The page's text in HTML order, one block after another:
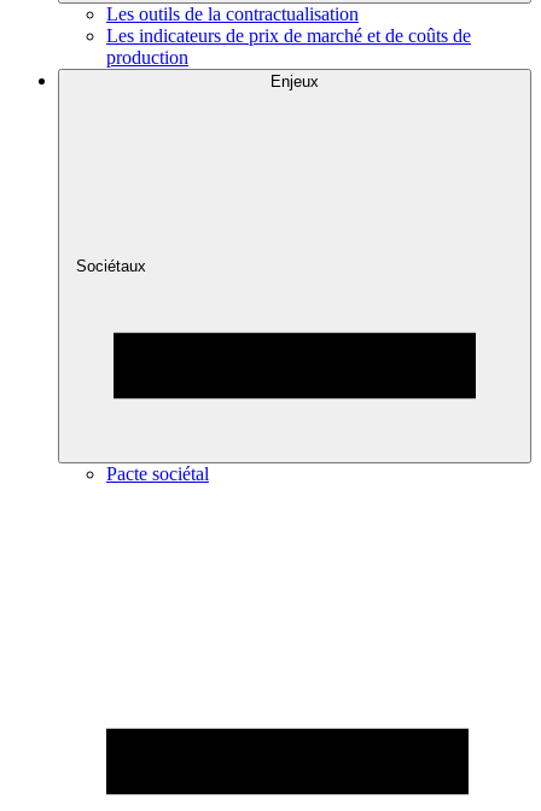
Les outils de la contractualisation
Les indicateurs de prix de marché et de coûts de
production
Enjeux
Sociétaux
Pacte sociétal